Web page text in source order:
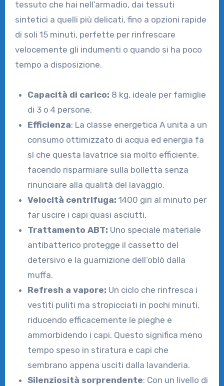
tessuto che hai nell’armadio, dai tessuti
sintetici a quelli più delicati, fino a opzioni rapide
di soli 15 minuti, perfette per rinfrescare
velocemente gli indumenti o quando si ha poco
tempo a disposizione.
Capacità di carico: 8 kg, ideale per famiglie
di 3 o 4 persone.
Efficienza: La classe energetica A unita a un
consumo ottimizzato di acqua ed energia fa
sì che questa lavatrice sia molto efficiente,
facendo risparmiare sulla bolletta senza
rinunciare alla qualità del lavaggio.
Velocità centrifuga:1400 giri al minuto per
far uscire i capi quasi asciutti.
Trattamento ABT: Uno speciale materiale
antibatterico protegge il cassetto del
detersivo e la guarnizione dell’oblò dalla
muffa.
Refresh a vapore: Un ciclo che rinfresca i
vestiti puliti ma stropicciati in pochi minuti,
riducendo efficacemente le pieghe e
ammorbidendo i capi. Questo significa meno
tempo speso in stiratura e capi che
sembrano appena usciti dalla lavanderia.
Silenziosità sorprendente: Con un livello di